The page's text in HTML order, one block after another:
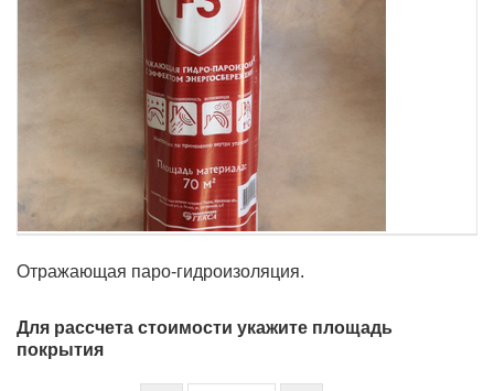
Отражающая паро-гидроизоляция.
Для рассчета стоимости укажите площадь
покрытия